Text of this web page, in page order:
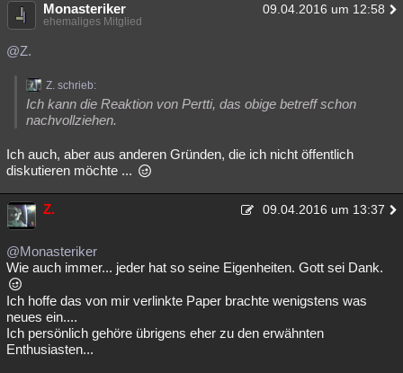
Monasteriker 09.04.2016 um 12:58
ehemaliges Mitglied
@Z.
Z. schrieb:
Ich kann die Reaktion von Pertti, das obige betreff schon
nachvollziehen.
Ich auch, aber aus anderen Gründen, die ich nicht öffentlich
diskutieren möchte ...
Z. 09.04.2016 um 13:37
@Monasteriker
Wie auch immer... jeder hat so seine Eigenheiten. Gott sei Dank.
Ich hoffe das von mir verlinkte Paper brachte wenigstens was
neues ein....
Ich persönlich gehöre übrigens eher zu den erwähnten
Enthusiasten...